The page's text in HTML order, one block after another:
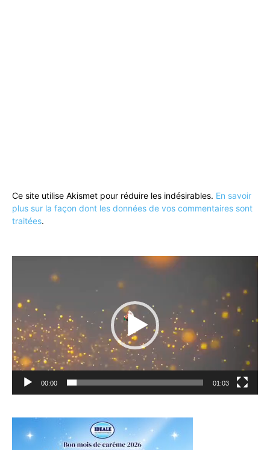
Ce site utilise Akismet pour réduire les indésirables. En savoir
plus sur la façon dont les données de vos commentaires sont
traitées.
00:00 01:03